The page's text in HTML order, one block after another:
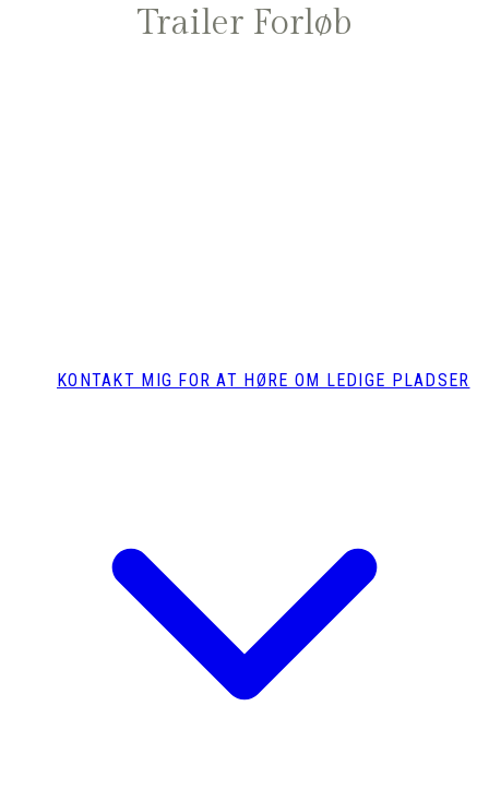
Trailer Forløb
KONTAKT MIG FOR AT HØRE OM LEDIGE PLADSER